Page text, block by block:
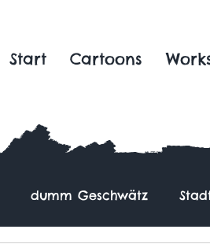
Start Cartoons
dumm Geschwätz